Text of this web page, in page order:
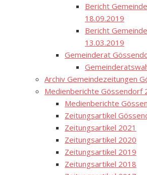
Bericht
18.09.2019
Bericht
13.03.2019
Gemeinderat
Archiv Gemeindezeitungen
Medienberichte Gössendorf
Medienberichte
Zeitungsartikel
Zeitungsartikel 2021
Zeitungsartikel 2020
Zeitungsartikel 2019
Zeitungsartikel 2018